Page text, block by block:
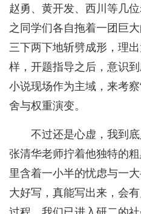
赵勇、黄开发、西川等几
之同学们各自拖着一团巨
三下两下地斩劈成形，理
样，开题指导之后，意识
小说现场作为主域，来考
舍与权重演变。
不过还是心虚，我到
张清华老师拧着他独特的
里含着一小半的忧虑与一
大好写，真能写出来，会